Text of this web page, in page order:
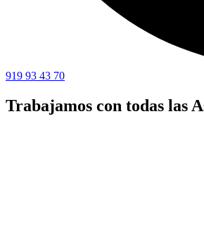
919 93 43 70
Trabajamos con todas las